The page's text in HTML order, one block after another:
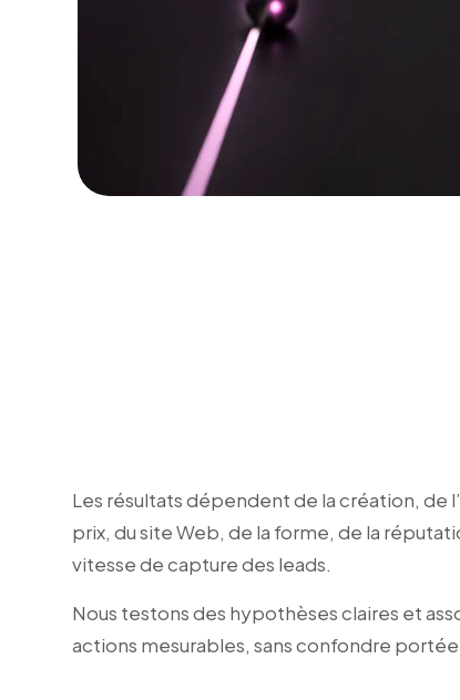
Les résultats dépendent de la création, de
prix, du site Web, de la forme, de la
vitesse de capture des leads.
Nous testons des hypothèses claires et
actions mesurables, sans confondre